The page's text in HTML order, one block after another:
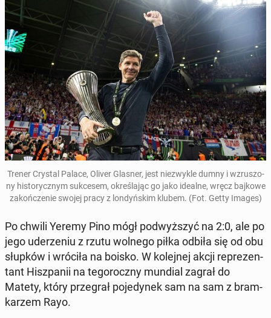
Trener Crystal Palace, Oliver Glasner, jest nie­zwy­kle dumnyi wzru­szo­
ny hi­sto­rycz­nym suk­ce­sem, okre­śla­jąc go jako idealne, wręcz bajkowe
za­koń­cze­nie swojej pracy z lon­dyń­skim klubem. (Fot. Getty Images)
Po chwili Yeremy Pino mógł pod­wyż­szyć na 2:0, ale po
jego ude­rze­niu z rzutu wolnego piłka odbiła się od obu
słupków i wróciła na boisko. W ko­lej­nej akcji re­pre­zen­
tant Hisz­pa­nii na te­go­rocz­ny mundial zagrał do
Matety, który prze­grał po­je­dy­nek sam na sam z bram­
ka­rzem Rayo.